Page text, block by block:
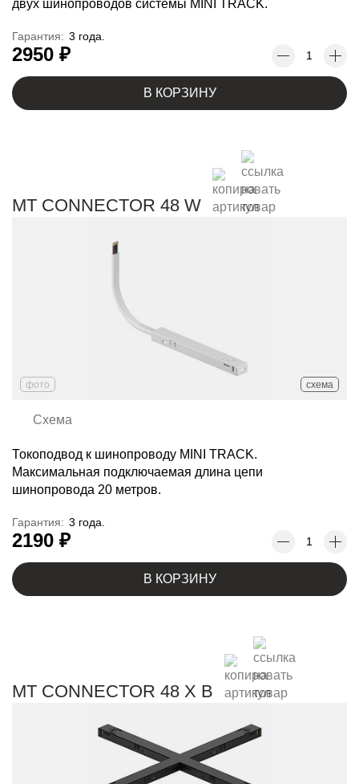
двух шинопроводов системы MINI TRACK.
Гарантия: 3 года.
2950 ₽
В КОРЗИНУ
MT CONNECTOR 48 W
фото схема
Схема
Токоподвод к шинопроводу MINI TRACK.
Максимальная подключаемая длина цепи
шинопровода 20 метров.
Гарантия: 3 года.
2190 ₽
В КОРЗИНУ
MT CONNECTOR 48 X B